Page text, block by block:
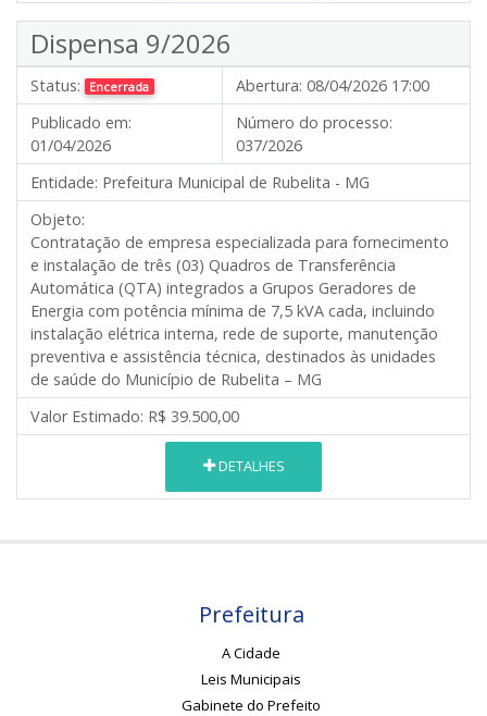
Dispensa 9/2026
Status: Encerrada Abertura: 08/04/2026 17:00
Publicado em:
01/04/2026
Número do processo:
037/2026
Entidade: Prefeitura Municipal de Rubelita - MG
Objeto:
Contratação de empresa especializada para fornecimento
e instalação de três (03) Quadros de Transferência
Automática (QTA) integrados a Grupos Geradores de
Energia com potência mínima de 7,5 kVA cada, incluindo
instalação elétrica interna, rede de suporte, manutenção
preventiva e assistência técnica, destinados às unidades
de saúde do Município de Rubelita – MG
Valor Estimado: R$ 39.500,00
DETALHES
Prefeitura
A Cidade
Leis Municipais
Gabinete do Prefeito